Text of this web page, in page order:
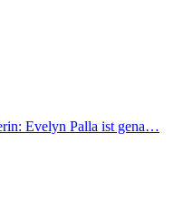
Evelyn Palla ist gena…